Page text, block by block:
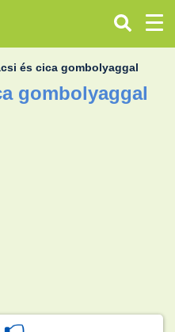
és cica gombolyaggal
gombolyaggal